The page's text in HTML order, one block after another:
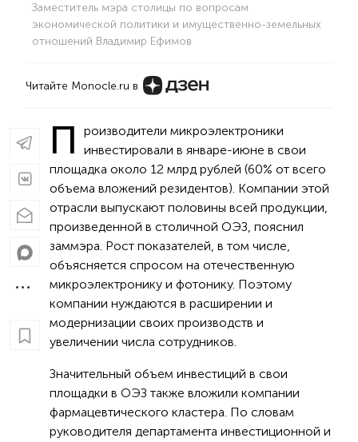
Заместитель мэра столицы по вопросам
экономической политики и имущественно-земельных
отношений Владимир Ефимов
Читайте Monocle.ru в
П
роизводители микроэлектроники
инвестировали в январе-июне в свои
площадка около 12 млрд рублей (60% от всего
объема вложений резидентов). Компании этой
отрасли выпускают половины всей продукции,
произведенной в столичной ОЭЗ, пояснил
заммэра. Рост показателей, в том числе,
объясняется спросом на отечественную
микроэлектронику и фотонику. Поэтому
компании нуждаются в расширении и
модернизации своих производств и
увеличении числа сотрудников.
Значительный объем инвестиций в свои
площадки в ОЭЗ также вложили компании
фармацевтического кластера. По словам
руководителя департамента инвестиционной и